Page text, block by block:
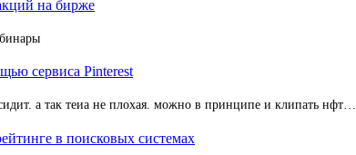
на бирже
сервиса Pinterest
а так теиа не плохая. можно в принципе и клипать нфт…
в поисковых системах